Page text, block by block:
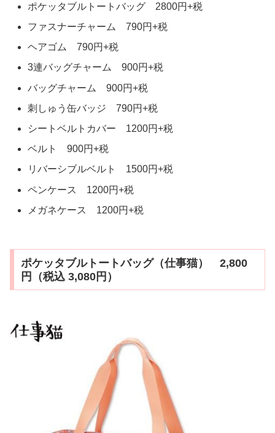
ポケッタブルトートバッグ 2800円+税
ファスナーチャーム 790円+税
ヘアゴム 790円+税
3連バッグチャーム 900円+税
バッグチャーム 900円+税
刺しゅう缶バッジ 790円+税
シートベルトカバー 1200円+税
ベルト 900円+税
リバーシブルベルト 1500円+税
ペンケース 1200円+税
メガネケース 1200円+税
ポケッタブルトートバッグ（仕事猫） 2,800
円（税込 3,080円）